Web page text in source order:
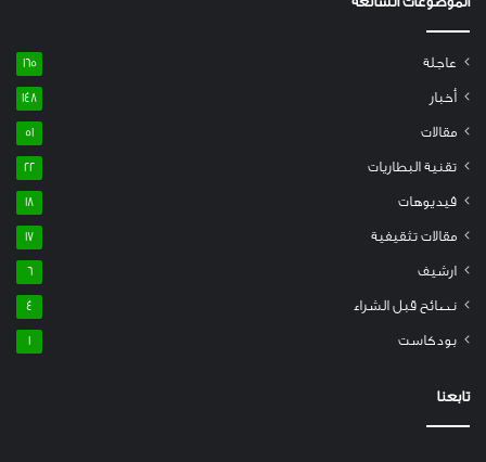
عاجلة 165
أخبار 148
مقالات 51
تقنية البطاريات 22
فيديوهات 18
مقالات تثقيفية 17
ارشيف 6
نصائح قبل الشراء 4
بودكاست 1
تابعنا